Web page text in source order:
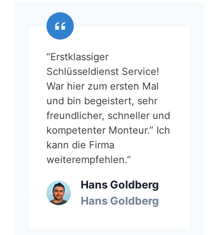
“Erstklassiger
Schlüsseldienst Service!
War hier zum ersten Mal
und bin begeistert, sehr
freundlicher, schneller und
kompetenter Monteur.” Ich
kann die Firma
weiterempfehlen.”
Hans Goldberg
Hans Goldberg